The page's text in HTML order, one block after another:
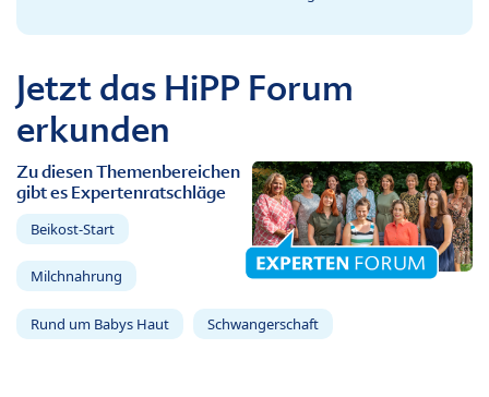
Jetzt das HiPP Forum
erkunden
Zu diesen Themenbereichen
gibt es Expertenratschläge
Beikost-Start
Milchnahrung
Rund um Babys Haut Schwangerschaft